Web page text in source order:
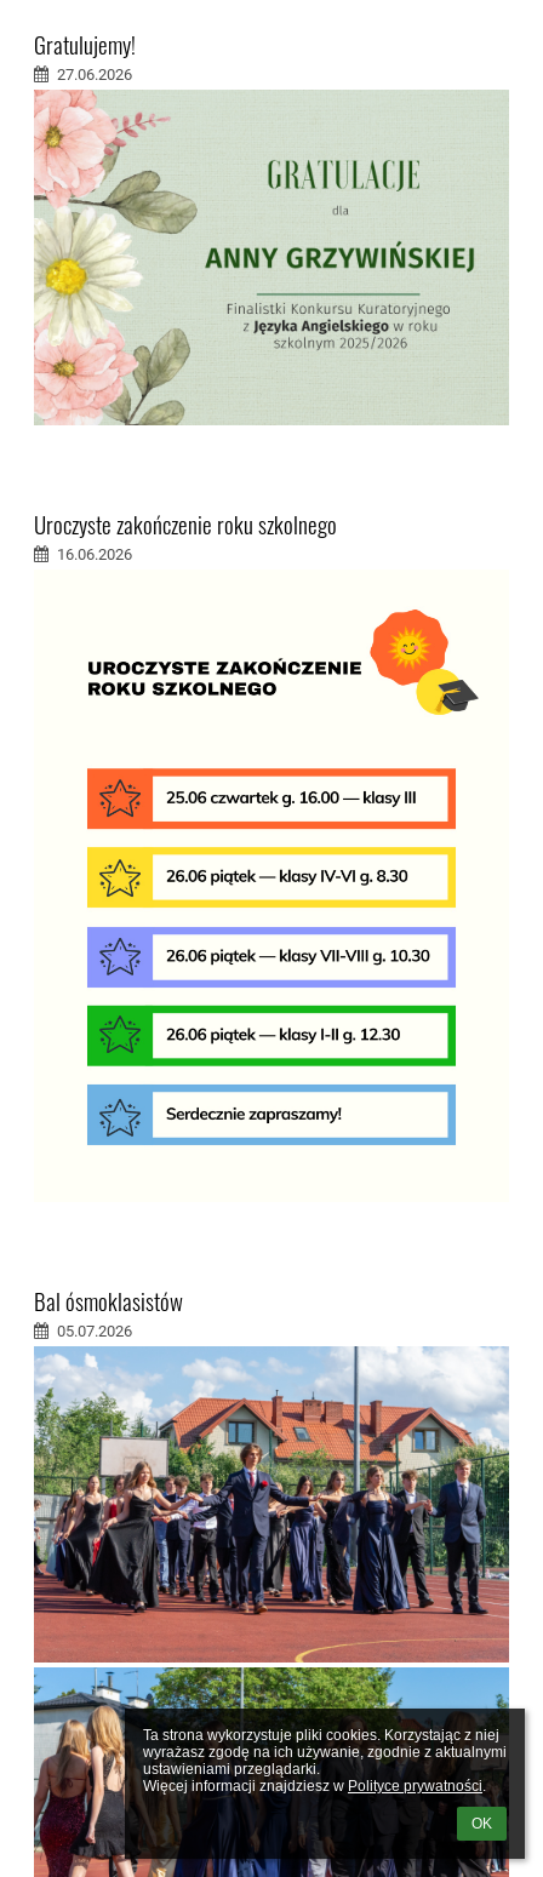
Ta strona wykorzystuje pliki cookies. Korzystając z niej
wyrażasz zgodę na ich używanie, zgodnie z aktualnymi
ustawieniami przeglądarki.
Więcej informacji znajdziesz w Polityce prywatności.
OK
Gratulujemy!
27.06.2026
Uroczyste zakończenie roku szkolnego
16.06.2026
Bal ósmoklasistów
05.07.2026